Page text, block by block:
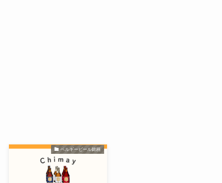
ベルギービール銘柄